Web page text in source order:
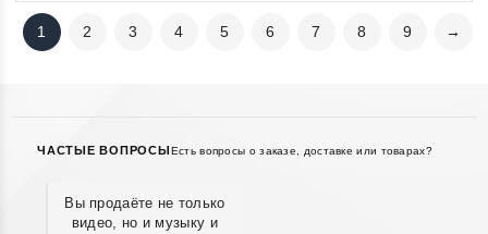
1 2 3 4 5 6 7 8 9 →
ЧАСТЫЕ ВОПРОСЫ Есть вопросы о заказе, доставке или товарах?
Вы продаёте не только
видео, но и музыку и